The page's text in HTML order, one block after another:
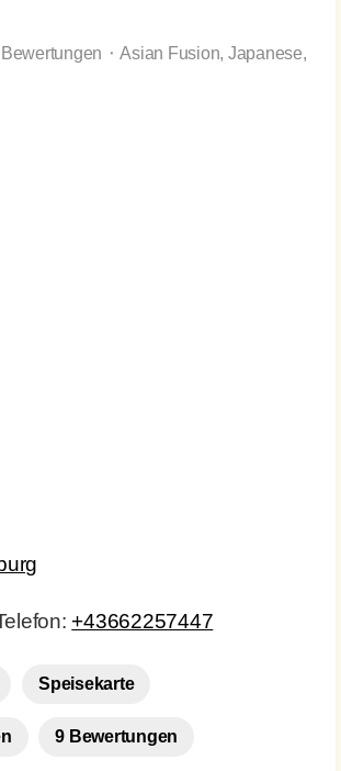
Bewertungen ⬝ Asian Fusion, Japanese,
+43662257447
Speisekarte
9 Bewertungen